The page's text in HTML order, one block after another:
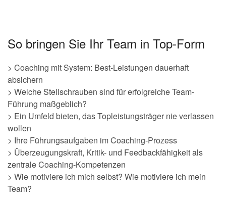
So bringen Sie Ihr Team in Top-Form
> Coaching mit System: Best-Leistungen dauerhaft
absichern
> Welche Stellschrauben sind für erfolgreiche Team-
Führung maßgeblich?
> Ein Umfeld bieten, das Topleistungsträger nie verlassen
wollen
> Ihre Führungsaufgaben im Coaching-Prozess
> Überzeugungskraft, Kritik- und Feedbackfähigkeit als
zentrale Coaching-Kompetenzen
> Wie motiviere ich mich selbst? Wie motiviere ich mein
Team?